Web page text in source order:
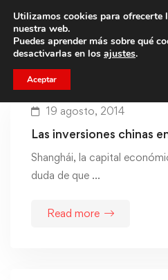
Trae a un amigo y llevaos un
19 agosto, 2014
Las inversiones chinas
Shanghái, la capital
duda de que …
Read more
Utilizamos cookies para ofrecerte
nuestra web.
Puedes aprender más sobre qué
desactivarlas en los ajustes.
Aceptar